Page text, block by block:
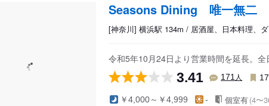
Seasons Dining 唯一無二
[神奈川] 横浜駅 134m / 居酒屋、日本料理、
令和5年10月24日より営業時間を延長。全
3.41 171人
￥4,000～￥4,999 - 個室有(4〜